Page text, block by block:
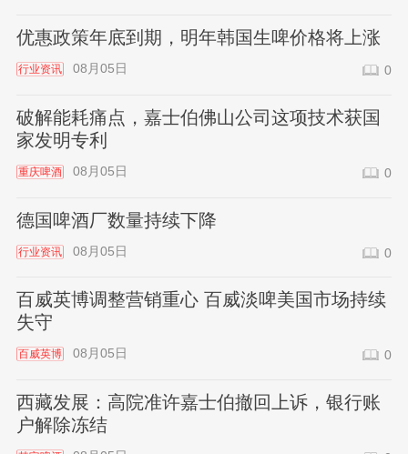
优惠政策年底到期，明年韩国生啤价格将上涨
行业资讯 08月05日 0
破解能耗痛点，嘉士伯佛山公司这项技术获国
家发明专利
重庆啤酒 08月05日 0
德国啤酒厂数量持续下降
行业资讯 08月05日 0
百威英博调整营销重心 百威淡啤美国市场持续
失守
百威英博 08月05日 0
西藏发展：高院准许嘉士伯撤回上诉，银行账
户解除冻结